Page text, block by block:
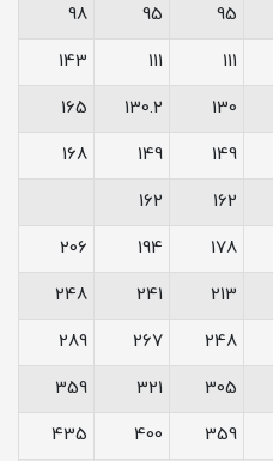
95
95
98
111
111
143
130
130.2
165
149
149
168
162
162
178
194
206
213
241
248
248
267
289
305
321
359
359
400
435